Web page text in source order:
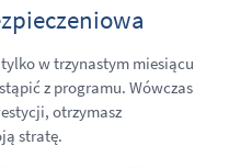
w trzynastym miesiącu
z programu. Wówczas
otrzymasz
stratę.